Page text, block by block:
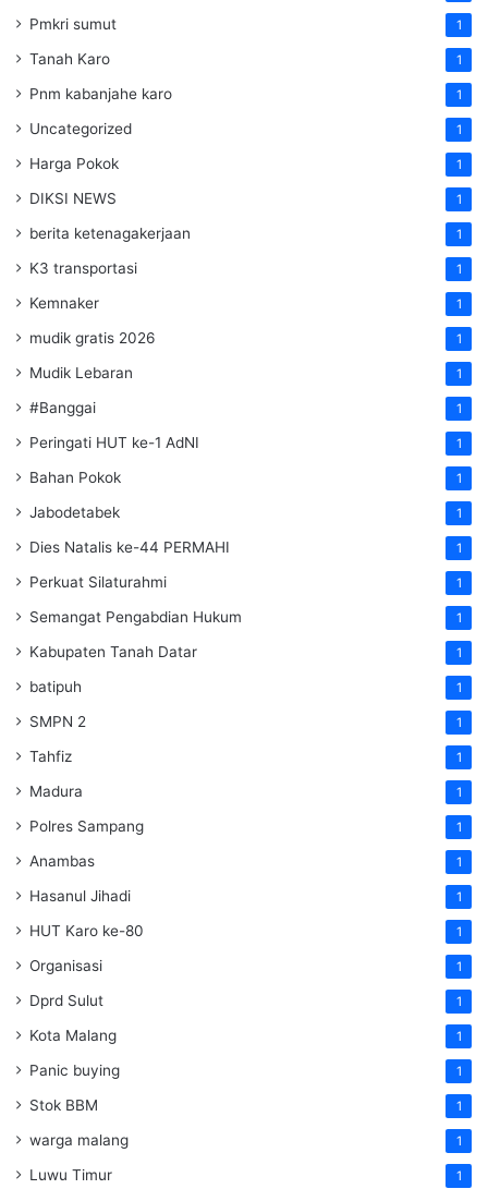
Pmkri sumut 1
Tanah Karo 1
Pnm kabanjahe karo 1
Uncategorized 1
Harga Pokok 1
DIKSI NEWS 1
berita ketenagakerjaan 1
K3 transportasi 1
Kemnaker 1
mudik gratis 2026 1
Mudik Lebaran 1
#Banggai 1
Peringati HUT ke-1 AdNI 1
Bahan Pokok 1
Jabodetabek 1
Dies Natalis ke-44 PERMAHI 1
Perkuat Silaturahmi 1
Semangat Pengabdian Hukum 1
Kabupaten Tanah Datar 1
batipuh 1
SMPN 2 1
Tahfiz 1
Madura 1
Polres Sampang 1
Anambas 1
Hasanul Jihadi 1
HUT Karo ke-80 1
Organisasi 1
Dprd Sulut 1
Kota Malang 1
Panic buying 1
Stok BBM 1
warga malang 1
Luwu Timur 1